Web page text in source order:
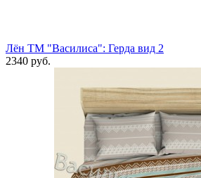
Лён ТМ "Василиса": Герда вид 2
2340 руб.